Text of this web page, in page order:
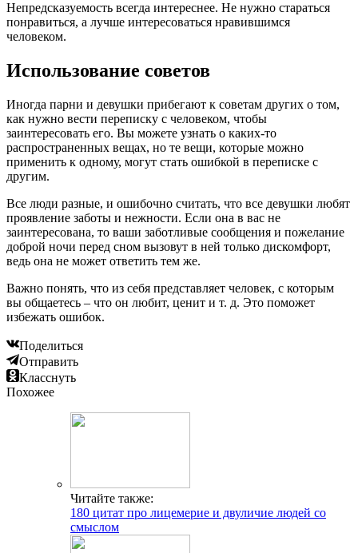
Непредсказуемость всегда интереснее. Не нужно стараться
понравиться, а лучше интересоваться нравившимся
человеком.
Использование советов
Иногда парни и девушки прибегают к советам других о том,
как нужно вести переписку с человеком, чтобы
заинтересовать его. Вы можете узнать о каких-то
распространенных вещах, но те вещи, которые можно
применить к одному, могут стать ошибкой в переписке с
другим.
Все люди разные, и ошибочно считать, что все девушки любят
проявление заботы и нежности. Если она в вас не
заинтересована, то ваши заботливые сообщения и пожелание
доброй ночи перед сном вызовут в ней только дискомфорт,
ведь она не может ответить тем же.
Важно понять, что из себя представляет человек, с которым
вы общаетесь – что он любит, ценит и т. д. Это поможет
избежать ошибок.
Поделиться
Отправить
Класснуть
Похожее
Читайте также:
180 цитат про лицемерие и двуличие людей со
смыслом